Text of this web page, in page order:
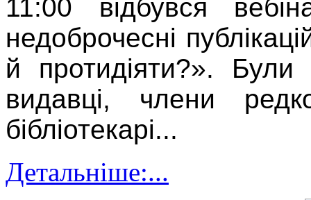
11:00 відбувся
недоброчесні
й протидіяти?». Були
видавці, члени
бібліотекарі...
Детальніше:...